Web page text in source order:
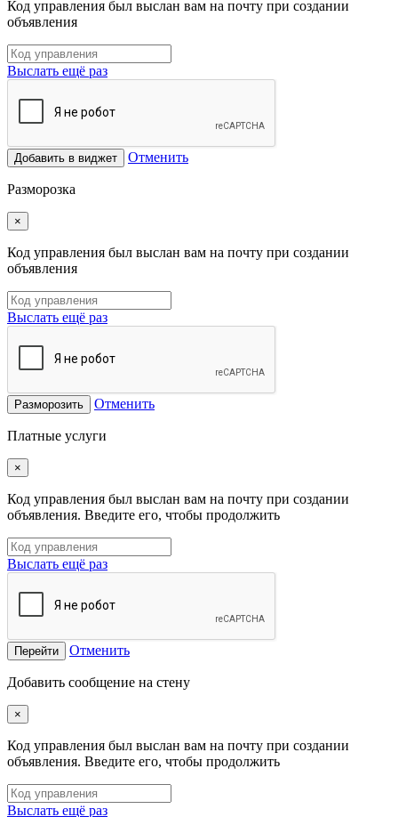
Код управления был выслан вам на почту при создании
объявления
Выслать ещё раз
Добавить в виджет Отменить
Разморозка
×
Код управления был выслан вам на почту при создании
объявления
Выслать ещё раз
Разморозить Отменить
Платные услуги
×
Код управления был выслан вам на почту при создании
объявления. Введите его, чтобы продолжить
Выслать ещё раз
Перейти Отменить
Добавить сообщение на стену
×
Код управления был выслан вам на почту при создании
объявления. Введите его, чтобы продолжить
Выслать ещё раз